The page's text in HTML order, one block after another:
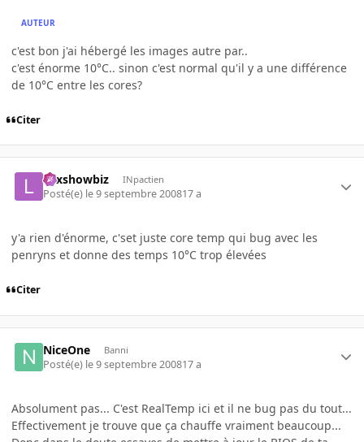
AUTEUR
c'est bon j'ai hébergé les images autre par..
c'est énorme 10°C.. sinon c'est normal qu'il y a une différence
de 10°C entre les cores?
Citer
Lexshowbiz INpactien
Posté(e) le 9 septembre 200817 a
y'a rien d'énorme, c'set juste core temp qui bug avec les
penryns et donne des temps 10°C trop élevées
Citer
NiceOne Banni
Posté(e) le 9 septembre 200817 a
Absolument pas... C'est RealTemp ici et il ne bug pas du tout...
Effectivement je trouve que ça chauffe vraiment beaucoup...